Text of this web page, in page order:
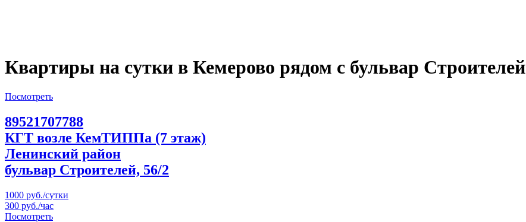
Квартиры на сутки в Кемерово рядом с бульвар Строителей
Посмотреть
89521707788
КГТ возле КемТИППа (7 этаж)
Ленинский район
бульвар Строителей, 56/2
1000 руб./сутки
300 руб./час
Посмотреть